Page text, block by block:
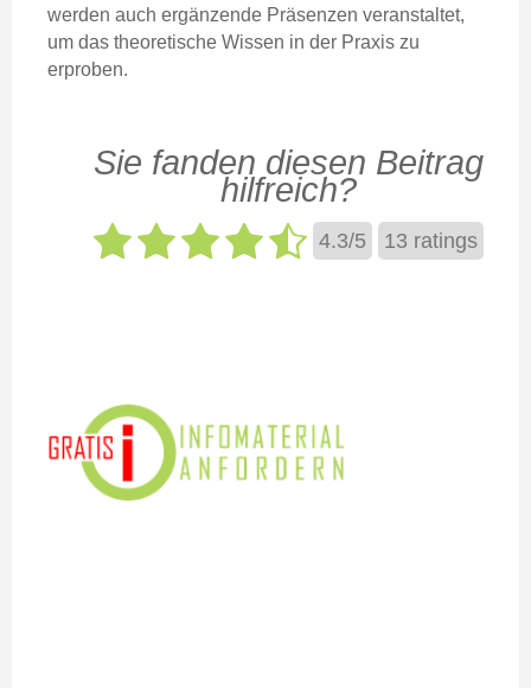
werden auch ergänzende Präsenzen veranstaltet,
um das theoretische Wissen in der Praxis zu
erproben.
Sie fanden diesen Beitrag
hilfreich?
4.3/5 13 ratings